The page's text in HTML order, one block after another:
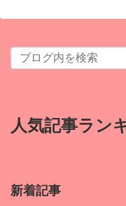
人気記事ラン
新着記事